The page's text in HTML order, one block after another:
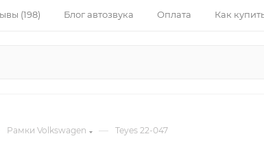
(198) Блог автозвука Оплата Как
Рамки Volkswagen — Teyes 22-047